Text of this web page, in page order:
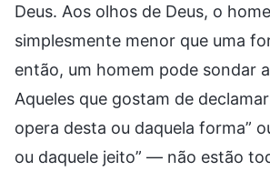
Deus. Aos olhos de Deus, o
simplesmente menor que uma
então, um homem pode sondar
Aqueles que gostam de
opera desta ou daquela forma”
ou daquele jeito” — não estão